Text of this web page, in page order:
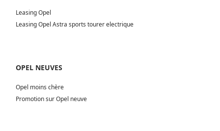
Leasing Opel
Leasing Opel Astra sports tourer electrique
OPEL NEUVES
Opel moins chère
Promotion sur Opel neuve